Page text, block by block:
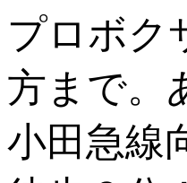
プロボク
方まで。
小田急線